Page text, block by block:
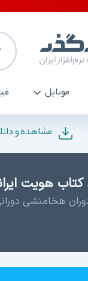
موبایل
مشاهده و
کتاب هویت
هخامنشی